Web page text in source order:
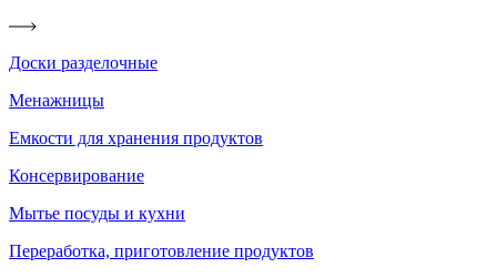
Доски разделочные
Менажницы
Емкости для хранения продуктов
Консервирование
Мытье посуды и кухни
Переработка, приготовление продуктов